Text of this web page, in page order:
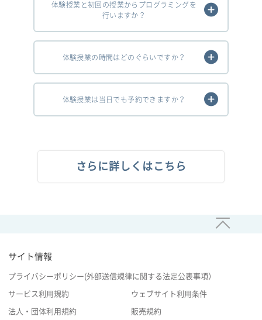
体験授業と初回の授業からプログラミングを
行いますか？
体験授業の時間はどのぐらいですか？
体験授業は当日でも予約できますか？
さらに詳しくはこちら
サイト情報
プライバシーポリシー(外部送信規律に関する法定公表事項）
サービス利用規約 ウェブサイト利用条件
法人・団体利用規約 販売規約